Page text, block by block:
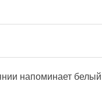
напоминает